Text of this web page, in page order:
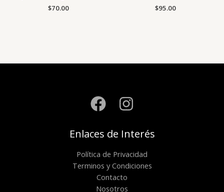
$70.00 $95.00
Enlaces de Interés
Política de Privacidad
Terminos y Condiciones
Contacto
Nosotros